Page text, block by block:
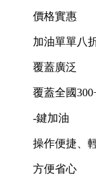
價格實惠
加油單單八
覆蓋廣泛
覆蓋全國
-鍵加油
操作便捷、
方便省心